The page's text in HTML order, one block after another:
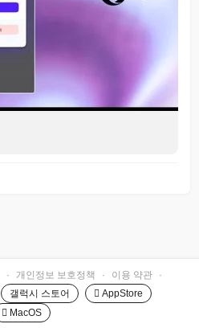
· 개인정보 보호정책 · 이용 약관
·
갤럭시 스토어
 AppStore
 MacOS